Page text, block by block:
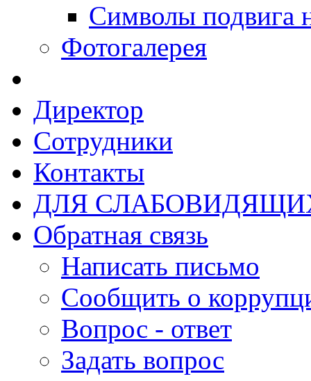
Символы подвига
Фотогалерея
Директор
Сотрудники
Контакты
ДЛЯ
Обратная связь
Написать письмо
Сообщить о
Вопрос - ответ
Задать вопрос